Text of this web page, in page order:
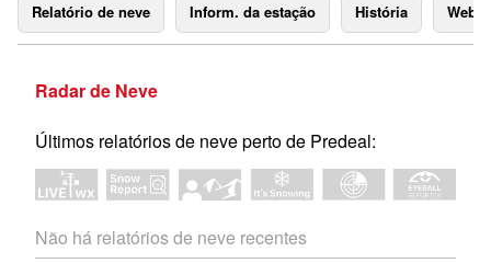
Relatório de neve Inform. da estação História
Radar de Neve
Últimos relatórios de neve perto de Predeal:
Não há relatórios de neve recentes